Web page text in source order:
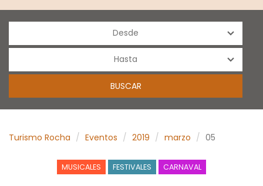
Turismo Rocha Eventos 2019 marzo 05
MUSICALES FESTIVALES CARNAVAL